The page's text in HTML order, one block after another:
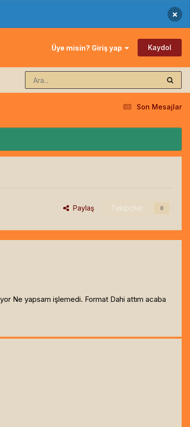
×
Üye misin? Giriş yap Kaydol
Son Mesajlar
Paylaş Takipçiler 0
Ne yapsam işlemedi. Format Dahi attım acaba